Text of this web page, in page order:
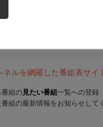
ルを網羅した番組表サイ
組の 見たい番組 一覧への登録
組の最新情報をお知らせして